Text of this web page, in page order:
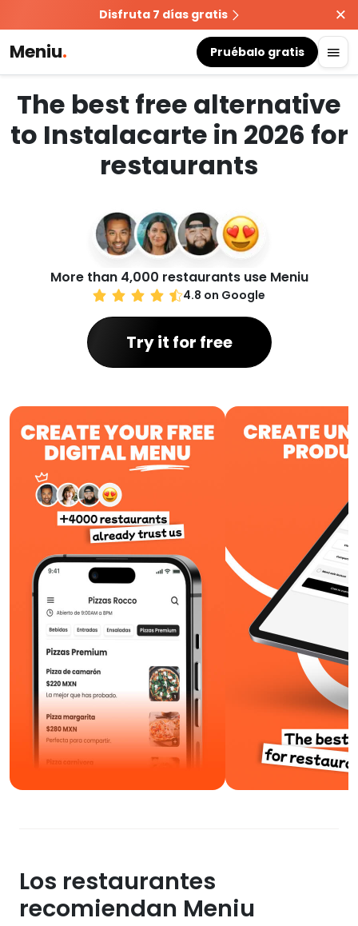
Disfruta 7 días gratis
Meniu. Pruébalo gratis
The best free alternative
to Instalacarte in 2026 for
restaurants
More than 4,000 restaurants use Meniu
4.8 on Google
Try it for free
Los restaurantes
recomiendan Meniu